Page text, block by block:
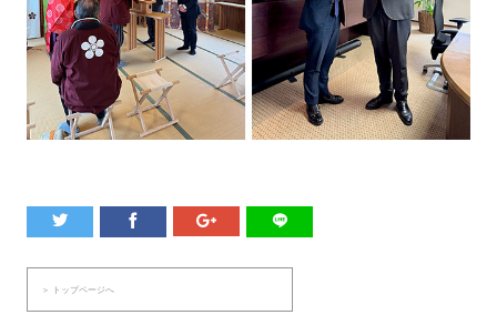
＞ トップページへ